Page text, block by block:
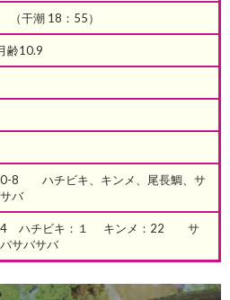
干潮 18：55）
齢10.9
0-8 ハチビキ、キンメ、尾長鯛、サ
バ
4 ハチビキ：１ キンメ：22 サ
サバサバ